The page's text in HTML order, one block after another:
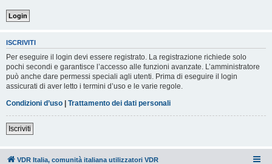
ISCRIVITI
Per eseguire il login devi essere registrato. La registrazione richiede solo
pochi secondi e garantisce l’accesso alle funzioni avanzate. L’amministratore
può anche dare permessi speciali agli utenti. Prima di eseguire il login
assicurati di aver letto i termini d’uso e le varie regole.
Condizioni d’uso | Trattamento dei dati personali
Iscriviti
VDR Italia, comunità italiana utilizzatori VDR